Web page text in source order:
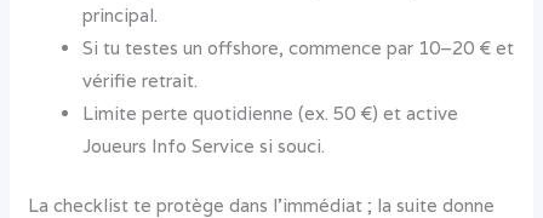
principal.
Si tu testes un offshore, commence par 10–20 € et
vérifie retrait.
Limite perte quotidienne (ex. 50 €) et active
Joueurs Info Service si souci.
La checklist te protège dans l’immédiat ; la suite donne